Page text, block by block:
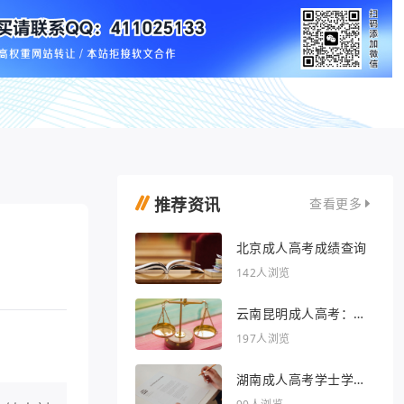
推荐资讯 查看更多
北京成人高考成绩查询
142人浏览
云南昆明成人高考：开
启人生新篇章
197人浏览
湖南成人高考学士学位
外语行业文章